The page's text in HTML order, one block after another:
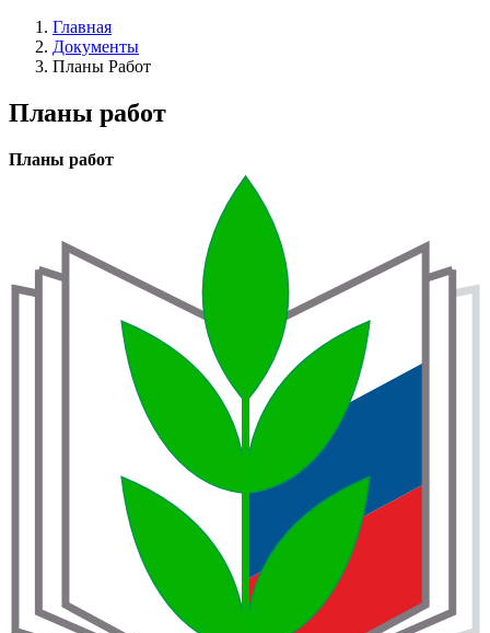
Строка
Главная
Документы
Планы Работ
Планы работ
Планы работ